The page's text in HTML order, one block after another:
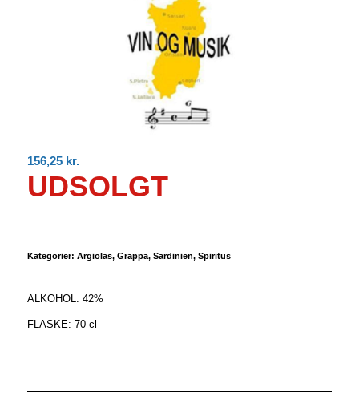
156,25 kr.
UDSOLGT
Kategorier: Argiolas, Grappa, Sardinien, Spiritus
ALKOHOL: 42%
FLASKE: 70 cl